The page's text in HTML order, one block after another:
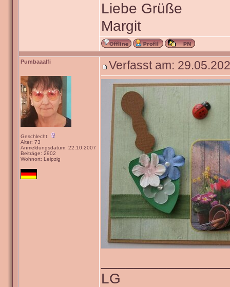
Liebe Grüße
Margit
Pumbaaalfi
Geschlecht:
Alter: 73
Anmeldungsdatum: 22.10.2007
Beiträge: 2902
Wohnort: Leipzig
Verfasst am:
LG